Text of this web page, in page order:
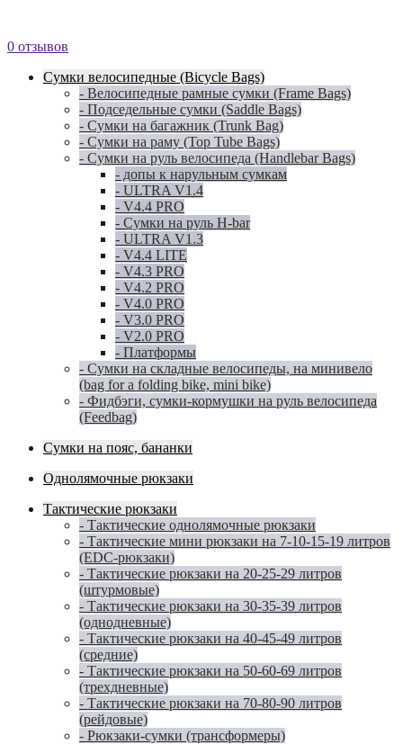
0 отзывов
Сумки велосипедные (Bicycle Bags)
- Велосипедные рамные сумки (Frame Bags)
- Подседельные сумки (Saddle Bags)
- Сумки на багажник (Trunk Bag)
- Сумки на раму (Top Tube Bags)
- Сумки на руль велосипеда (Handlebar Bags)
- допы к нарульным сумкам
- ULTRA V1.4
- V4.4 PRO
- Сумки на руль H-bar
- ULTRA V1.3
- V4.4 LITE
- V4.3 PRO
- V4.2 PRO
- V4.0 PRO
- V3.0 PRO
- V2.0 PRO
- Платформы
- Сумки на складные велосипеды, на минивело
(bag for a folding bike, mini bike)
- Фидбэги, сумки-кормушки на руль велосипеда
(Feedbag)
Сумки на пояс, бананки
Однолямочные рюкзаки
Тактические рюкзаки
- Тактические однолямочные рюкзаки
- Тактические мини рюкзаки на 7-10-15-19 литров
(EDC-рюкзаки)
- Тактические рюкзаки на 20-25-29 литров
(штурмовые)
- Тактические рюкзаки на 30-35-39 литров
(однодневные)
- Тактические рюкзаки на 40-45-49 литров
(средние)
- Тактические рюкзаки на 50-60-69 литров
(трехдневные)
- Тактические рюкзаки на 70-80-90 литров
(рейдовые)
- Рюкзаки-сумки (трансформеры)